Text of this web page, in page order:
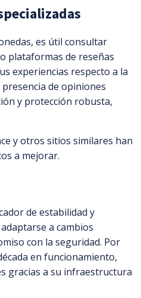
es útil consultar
plataformas de reseñas
experiencias respecto a la
de opiniones
y protección robusta,
y otros sitios similares han
a mejorar.
de estabilidad y
a cambios
con la seguridad. Por
en funcionamiento,
gracias a su infraestructura